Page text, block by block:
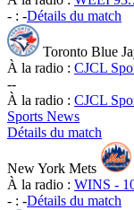
- : -Détails du match
Toronto Blue
À la radio : CJCL
--
À la radio : CJCL
Sports News
Détails du match
New York Mets
À la radio : WINS -
- : -Détails du match